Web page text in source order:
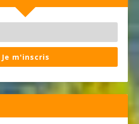
Je m'inscris